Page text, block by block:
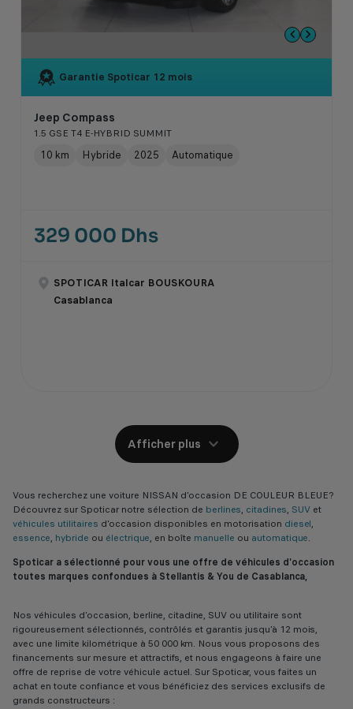
Garantie Spoticar 12 mois
Jeep Compass
1.5 GSE T4 E-HYBRID SUMMIT
10 km Hybride 2025 Automatique
329 000 Dhs
SPOTICAR Italcar BOUSKOURA
Casablanca
Afficher plus
Vous recherchez une voiture NISSAN d’occasion DE COULEUR BLEUE?
Découvrez sur Spoticar notre sélection de berlines, citadines, SUV et
véhicules utilitaires d'occasion disponibles en motorisation diesel,
essence, hybride ou électrique, en boîte manuelle ou automatique.
Spoticar a sélectionné pour vous une offre de véhicules d'occasion
toutes marques confondues à Stellantis & You de Casablanca,
Nos véhicules d’occasion, berline, citadine, SUV ou utilitaire sont
rigoureusement sélectionnés, contrôlés et garantis jusqu’à 12 mois,
avec une limite kilométrique à 50 000 km. Nous vous proposons des
financements sur mesure et attractifs, et nous engageons à faire une
offre de reprise de votre véhicule actuel. Sur Spoticar, vous faites un
achat en toute confiance et vous bénéficiez des services exclusifs de
grands constructeurs :